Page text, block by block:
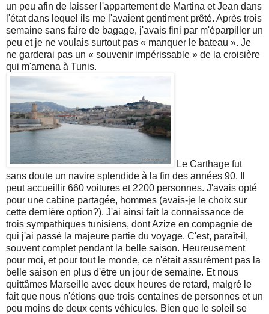
un peu afin de laisser l'appartement de Martina et Jean dans
l'état dans lequel ils me l'avaient gentiment prêté. Après trois
semaine sans faire de bagage, j'avais fini par m'éparpiller un
peu et je ne voulais surtout pas « manquer le bateau ». Je
ne garderai pas un « souvenir impérissable » de la croisière
qui m'amena à Tunis.
Le Carthage fut
sans doute un navire splendide à la fin des années 90. Il
peut accueillir 660 voitures et 2200 personnes. J'avais opté
pour une cabine partagée, hommes (avais-je le choix sur
cette dernière option?). J'ai ainsi fait la connaissance de
trois sympathiques tunisiens, dont Azize en compagnie de
qui j'ai passé la majeure partie du voyage. C'est, paraît-il,
souvent complet pendant la belle saison. Heureusement
pour moi, et pour tout le monde, ce n'était assurément pas la
belle saison en plus d'être un jour de semaine. Et nous
quittâmes Marseille avec deux heures de retard, malgré le
fait que nous n'étions que trois centaines de personnes et un
peu moins de deux cents véhicules. Bien que le soleil se